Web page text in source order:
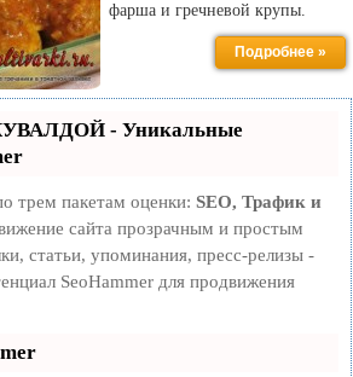
фарша и гречневой крупы.
Подробнее »
- Уникальные
трем пакетам оценки:SEO, Трафик и
сайта прозрачным и простым
статьи, упоминания, пресс-релизы -
SeoHammer для продвижения